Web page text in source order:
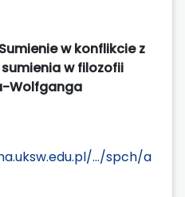
w konflikcie z
sumienia w filozofii
Wolfganga
.../spch/a